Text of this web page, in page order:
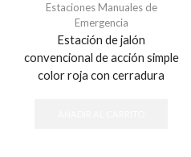
Estaciones Manuales de
Emergencia
Estación de jalón
convencional de acción simple
color roja con cerradura